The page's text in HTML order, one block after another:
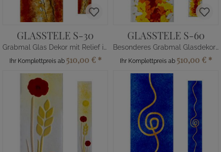
GLASSTELE S-30
Grabmal Glas Dekor mit Relief in Rot-Gelb
Ihr Komplettpreis ab 510,00 € *
GLASSTELE S-60
Besonderes Grabmal Glasdekor in Gelb-Rot
Ihr Komplettpreis ab 510,00 € *